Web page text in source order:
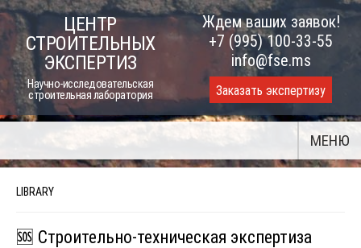
Skip
to
content
ЦЕНТР
СТРОИТЕЛЬНЫХ
ЭКСПЕРТИЗ
Научно-исследовательская
строительная лаборатория
Ждем ваших заявок!
+7 (995) 100-33-55
info@fse.ms
Заказать экспертизу
МЕНЮ
LIBRARY
🆘 Строительно-техническая экспертиза